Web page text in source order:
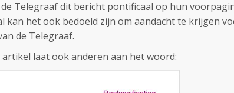
Telegraaf dit bericht pontificaal op hun
kan het ook bedoeld zijn om aandacht te krijgen
de Telegraaf.
laat ook anderen aan het woord: